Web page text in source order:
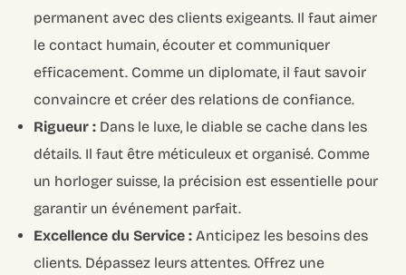
permanent avec des clients exigeants. Il faut aimer
le contact humain, écouter et communiquer
efficacement. Comme un diplomate, il faut savoir
convaincre et créer des relations de confiance.
Rigueur : Dans le luxe, le diable se cache dans les
détails. Il faut être méticuleux et organisé. Comme
un horloger suisse, la précision est essentielle pour
garantir un événement parfait.
Excellence du Service : Anticipez les besoins des
clients. Dépassez leurs attentes. Offrez une